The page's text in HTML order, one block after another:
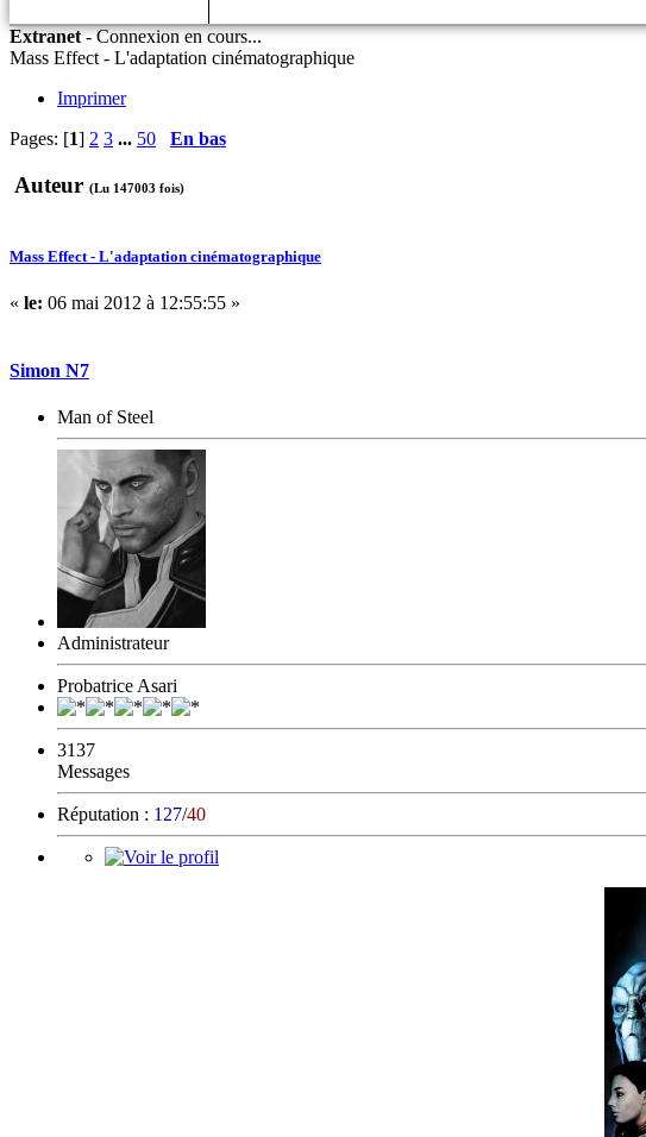
Extranet-Connexion en cours...
Mass Effect - L'adaptation cinématographique
Imprimer
Pages: [1] 2 3 ... 50 En bas
Auteur (Lu 147003 fois)
Mass Effect - L'adaptation cinématographique
« le: 06 mai 2012 à 12:55:55 »
Simon N7
Man of Steel
Administrateur
Probatrice Asari
3137
Messages
Réputation : 127/40